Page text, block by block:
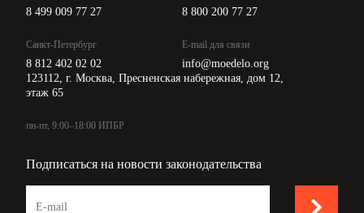
8 499 009 77 27
Санкт-Петербург
8 812 402 02 02
8 800 200 77 27
E-mail для связи
info@moedelo.org
123112, г. Москва, Пресненская набережная, дом 12,
этаж 65
пн-пт, 9:00–18:00 ИПБР
Подписаться на новости законодательства